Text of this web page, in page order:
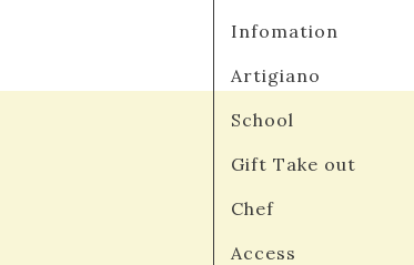
Infomation
Artigiano
School
Gift Take out
Chef
Access